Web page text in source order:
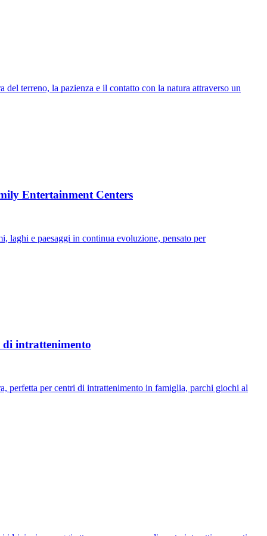
terreno, la pazienza e il contatto con la natura attraverso un
Entertainment Centers
e paesaggi in continua evoluzione, pensato per
di intrattenimento
perfetta per centri di intrattenimento in famiglia, parchi giochi al